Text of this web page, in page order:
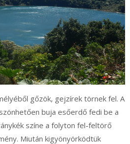
gőzök, gejzírek törnek fel. A
buja esőerdő fedi be a
színe a folyton fel-feltörő
Miután kigyönyörködtük